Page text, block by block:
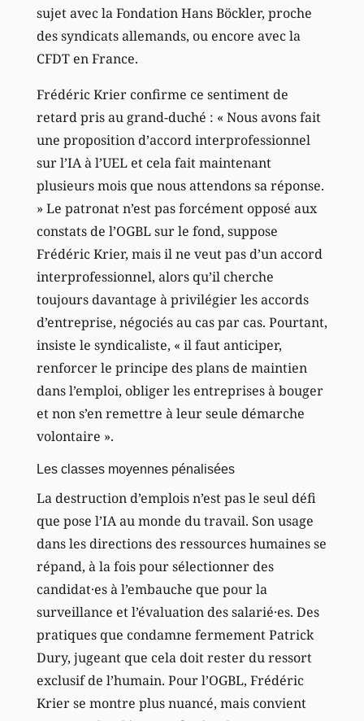
sujet avec la Fondation Hans Böckler, proche
des syndicats allemands, ou encore avec la
CFDT en France.
Frédéric Krier confirme ce sentiment de
retard pris au grand-duché : « Nous avons fait
une proposition d’accord interprofessionnel
sur l’IA à l’UEL et cela fait maintenant
plusieurs mois que nous attendons sa réponse.
» Le patronat n’est pas forcément opposé aux
constats de l’OGBL sur le fond, suppose
Frédéric Krier, mais il ne veut pas d’un accord
interprofessionnel, alors qu’il cherche
toujours davantage à privilégier les accords
d’entreprise, négociés au cas par cas. Pourtant,
insiste le syndicaliste, « il faut anticiper,
renforcer le principe des plans de maintien
dans l’emploi, obliger les entreprises à bouger
et non s’en remettre à leur seule démarche
volontaire ».
Les classes moyennes pénalisées
La destruction d’emplois n’est pas le seul défi
que pose l’IA au monde du travail. Son usage
dans les directions des ressources humaines se
répand, à la fois pour sélectionner des
candidat·es à l’embauche que pour la
surveillance et l’évaluation des salarié·es. Des
pratiques que condamne fermement Patrick
Dury, jugeant que cela doit rester du ressort
exclusif de l’humain. Pour l’OGBL, Frédéric
Krier se montre plus nuancé, mais convient